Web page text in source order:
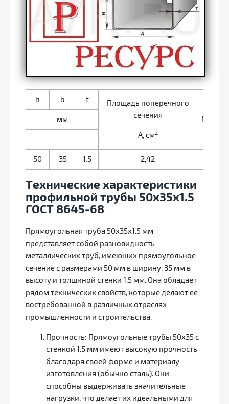
h b t
Площадь поперечного
сечения
А, см2
Масса
мм
50 35 1.5 2,42
Технические характеристики
профильной трубы 50х35х1.5
ГОСТ 8645-68
Прямоугольная труба 50х35х1.5 мм
представляет собой разновидность
металлических труб, имеющих прямоугольное
сечение с размерами 50 мм в ширину, 35 мм в
высоту и толщиной стенки 1.5 мм. Она обладает
рядом технических свойств, которые делают ее
востребованной в различных отраслях
промышленности и строительства.
Прочность: Прямоугольные трубы 50х35 с
стенкой 1.5 мм имеют высокую прочность
благодаря своей форме и материалу
изготовления (обычно сталь). Они
способны выдерживать значительные
нагрузки, что делает их идеальными для